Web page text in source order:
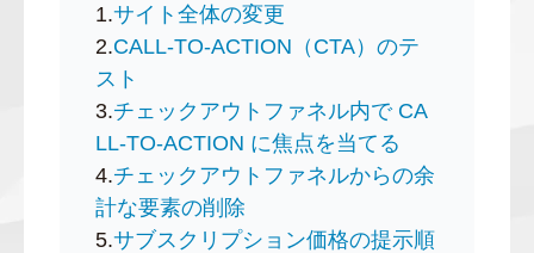
1.サイト全体の変更
2.CALL-TO-ACTION（CTA）のテ
スト
3.チェックアウトファネル内で CA
LL-TO-ACTION に焦点を当てる
4.チェックアウトファネルからの余
計な要素の削除
5.サブスクリプション価格の提示順